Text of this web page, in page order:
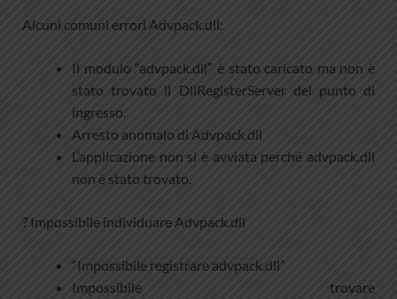
Alcuni comuni errori Advpack.dll:
Il modulo “advpack.dll” è stato caricato ma non è
stato trovato il DllRegisterServer del punto di
ingresso.
Arresto anomalo di Advpack.dll
L’applicazione non si è avviata perché advpack.dll
non è stato trovato.
? Impossibile individuare Advpack.dll
“Impossibile registrare advpack.dll”
Impossibile trovare